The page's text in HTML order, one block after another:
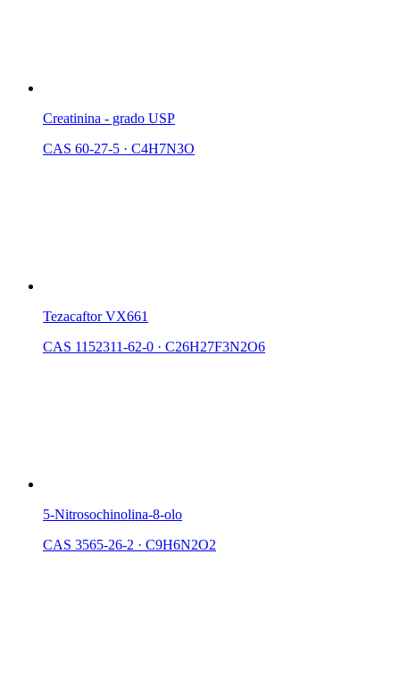
Creatinina - grado USP
CAS 60-27-5 · C4H7N3O
Tezacaftor VX661
CAS 1152311-62-0 · C26H27F3N2O6
5-Nitrosochinolina-8-olo
CAS 3565-26-2 · C9H6N2O2